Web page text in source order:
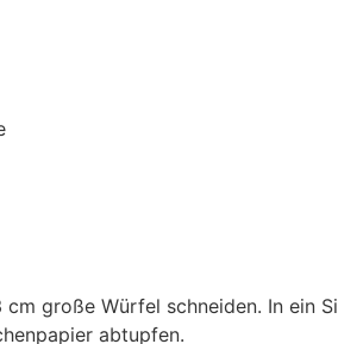
große Würfel schneiden. In ein
abtupfen.